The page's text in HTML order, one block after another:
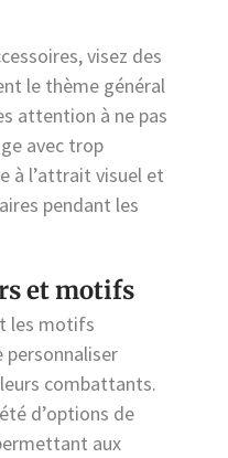
visez des
le thème général
attention à ne pas
avec trop
à l’attrait visuel et
pendant les
et motifs
les motifs
combattants.
d’options de
aux